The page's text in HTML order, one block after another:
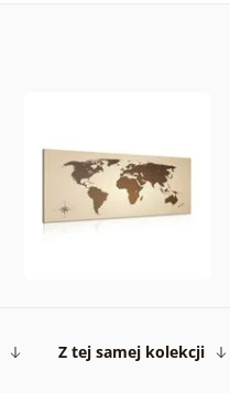
Z tej samej kolekcji